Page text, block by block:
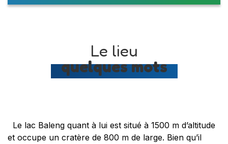
Le lieu
quelques mots
Le lac Baleng quant à lui est situé à 1500 m d’altitude
et occupe un cratère de 800 m de large. Bien qu’il